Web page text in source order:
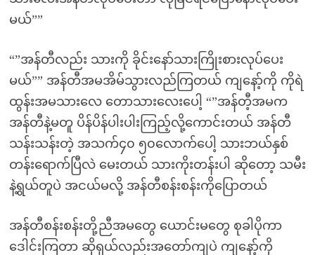
မယ်””
“”အန်တီလည်း သားကို ခိုင်းနော်သားကြိုးစားလုပ်ပေး
မယ်”” အန်တီအမအိမ်သွားလည်ကြတယ် ကျနော့်ကို ကိုရဲ
ထွန်းအမသားလေ တောသားလေးပေါ့ “”အန်တီ့အမက
အန်တီနဲ့မတူ ပိန်ပိန်ပါးပါးကြည့်လို့ကောင်းတယ် အန်တီ
သန်းသန်းတဲ့ အသက်၄၀ ၅၀လောက်ပေါ့ သားဘယ်နှစ်
တန်းရောက်ပြီလဲ မေးတယ် သားကိုးတန်းပါ ဆိုတော့ သမီး
နဲ့ရွယ်တူပဲ အငယ်မလို့ အန်တီစန်းစန်းကိုပြောတယ်
အန်တီစန်းစန်းတို့ညီအမတွေ ယောင်းမတွေ စုခါပိုကာ
ဒေါင်းကြတာ ဆိုရှယ်လည်းအတော်ကျပဲ ကျနော့်ကို